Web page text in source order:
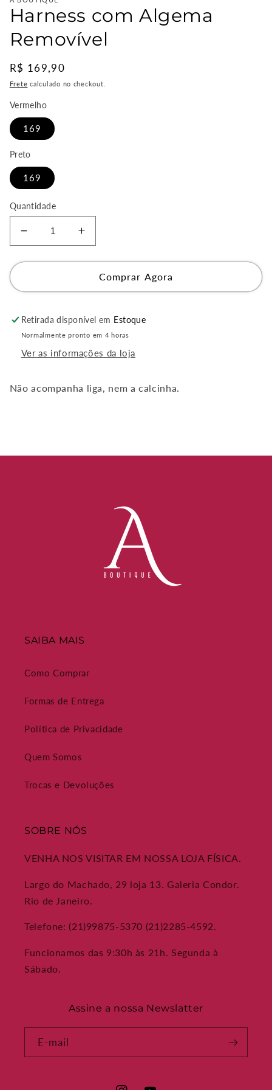
Harness com Algema
Removível
Preço
normal
R$ 169,90
Frete calculado no checkout.
Vermelho
169
Preto
169
Quantidade
Diminuir
a
quantidade
Harness
Algema
Removível
Aumentar
a
quantidade
Harness
Algema
Removível
Comprar Agora
Retirada disponível em Estoque
Normalmente pronto em 4 horas
Ver as informações da loja
Não acompanha liga, nem a calcinha.
SAIBA MAIS
Como Comprar
Formas de Entrega
Política de Privacidade
Quem Somos
Trocas e Devoluções
SOBRE NÓS
VENHA NOS VISITAR EM NOSSA LOJA FÍSICA.
Largo do Machado, 29 loja 13. Galeria Condor.
Rio de Janeiro.
Telefone: (21)99875-5370 (21)2285-4592.
Funcionamos das 9:30h às 21h. Segunda à
Sábado.
Assine a nossa Newslatter
E-mail